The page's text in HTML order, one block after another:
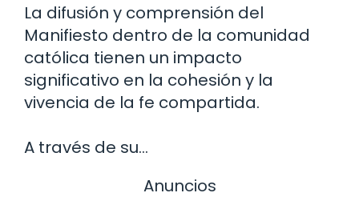
La difusión y comprensión del
Manifiesto dentro de la comunidad
católica tienen un impacto
significativo en la cohesión y la
vivencia de la fe compartida.
A través de su…
Anuncios